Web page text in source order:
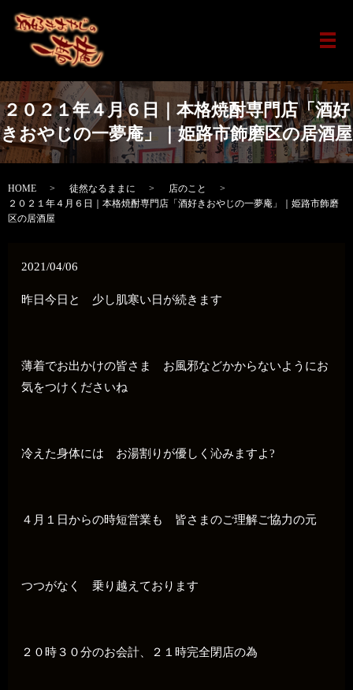
メ
２０２１年４月６日｜本格焼酎専門店「酒好
きおやじの一夢庵」｜姫路市飾磨区の居酒屋
HOME 徒然なるままに
店のこと
２０２１年４月６日｜本格焼酎専門店「酒好きおやじの一夢庵」｜姫路市飾磨
区の居酒屋
2021/04/06
昨日今日と 少し肌寒い日が続きます
薄着でお出かけの皆さま お風邪などかからないようにお
気をつけくださいね
冷えた身体には お湯割りが優しく沁みますよ?
４月１日からの時短営業も 皆さまのご理解ご協力の元
つつがなく 乗り越えております
２０時３０分のお会計、２１時完全閉店の為